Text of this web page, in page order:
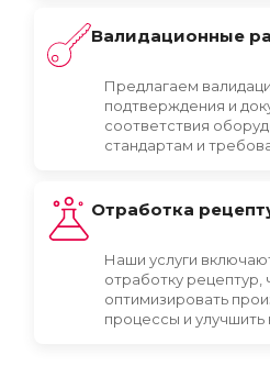
Валидационные
Предлагаем
подтверждения и
соответствия
стандартам и
Отработка
Наши услуги
отработку рецептур,
оптимизировать
процессы и улучшить